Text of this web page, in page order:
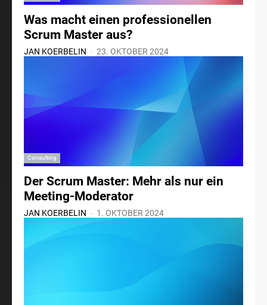
Was macht einen professionellen
Scrum Master aus?
JAN KOERBELIN - 23. OKTOBER 2024
Consulting
Der Scrum Master: Mehr als nur ein
Meeting-Moderator
JAN KOERBELIN - 1. OKTOBER 2024